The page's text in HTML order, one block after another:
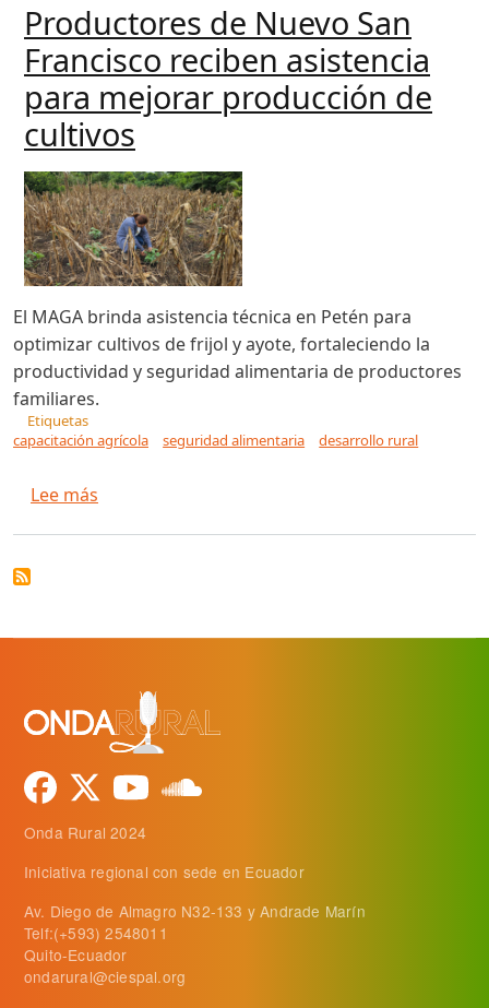
Productores de Nuevo San
Francisco reciben asistencia
para mejorar producción de
cultivos
El MAGA brinda asistencia técnica en Petén para
optimizar cultivos de frijol y ayote, fortaleciendo la
productividad y seguridad alimentaria de productores
familiares.
Etiquetas
capacitación agrícola
seguridad alimentaria desarrollo rural
Lee más
Onda Rural 2024
Iniciativa regional con sede en Ecuador
Av. Diego de Almagro N32-133 y Andrade Marín
Telf:(+593) 2548011
Quito-Ecuador
ondarural@ciespal.org